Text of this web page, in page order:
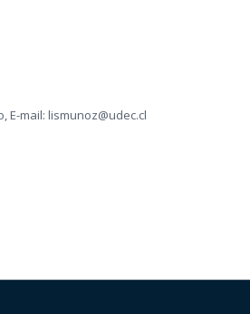
E-mail: lismunoz@udec.cl